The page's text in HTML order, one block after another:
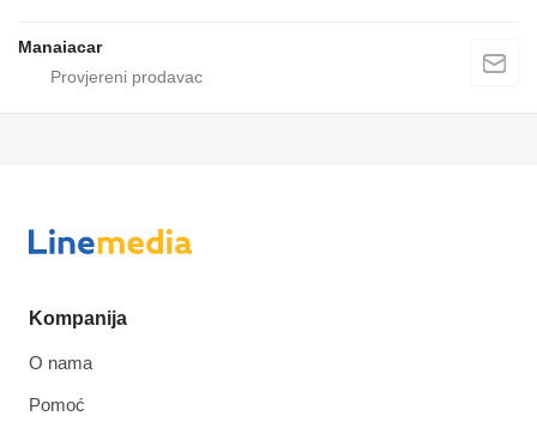
Manaiacar
Kompanija
O nama
Pomoć